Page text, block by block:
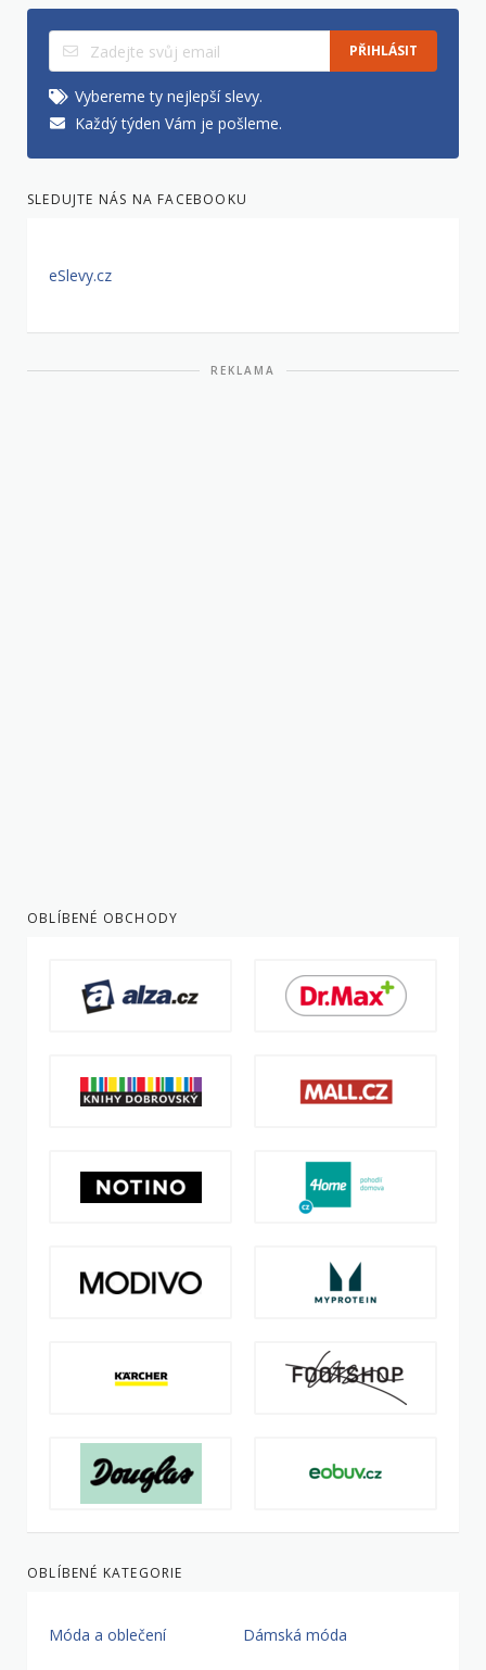
PŘIHLÁSIT
Vybereme ty nejlepší slevy.
Každý týden Vám je pošleme.
SLEDUJTE NÁS NA FACEBOOKU
eSlevy.cz
REKLAMA
OBLÍBENÉ OBCHODY
OBLÍBENÉ KATEGORIE
Móda a oblečení Dámská móda